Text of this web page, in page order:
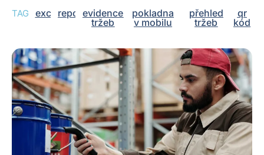
TAGY:excelreportevidence
tržeb
pokladna
v mobilu
přehled
tržeb
qr
kód